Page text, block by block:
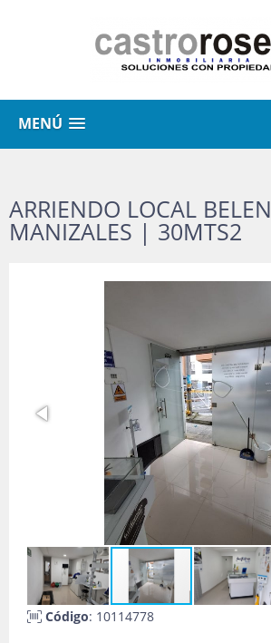
MENÚ
ARRIENDO LOCAL BELEN
MANIZALES | 30MTS2
Código: 10114778